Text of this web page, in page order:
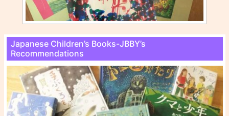
Japanese Children’s Books-JBBY’s
Recommendations